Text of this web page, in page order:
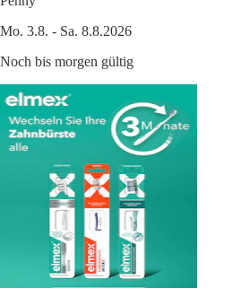
Mo. 3.8. - Sa. 8.8.2026
Noch bis morgen gültig